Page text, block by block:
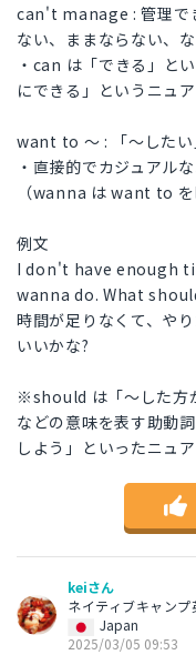
can't manage : 管理で
ない、ままならない、
・can は「できる」と
にできる」というニュ
want to 〜 : 「〜した
・直接的でカジュアル
（wanna は want to を
例文
I don't have enough
wanna do. What
時間が足りなくて、や
いいかな?
※should は「〜した方
などの意味を表す助動
しよう」といったニュ
keiさん
ネイティブキャン
Japan
2025/03/05 09:53